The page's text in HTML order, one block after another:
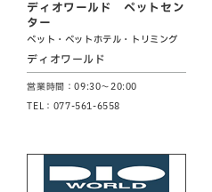
ディオワールド ペットセン
ター
ペット・ペットホテル・トリミング
ディオワールド
営業時間：09:30～20:00
TEL：077-561-6558